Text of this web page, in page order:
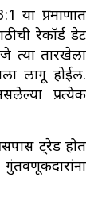
या प्रमाणात
रेकॉर्ड डेट
त्या तारखेला
लागू होईल.
प्रत्येक
ट्रेड होत